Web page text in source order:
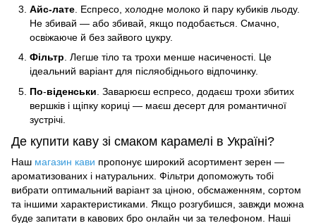
Айс-лате . Еспресо, холодне молоко й пару кубиків льоду.
Не збивай — або збивай, якщо подобається. Смачно,
освіжаюче й без зайвого цукру.
Фільтр. Легше тіло та трохи менше насиченості. Це
ідеальний варіант для післяобіднього відпочинку.
По-віденськи . Заварюєш еспресо, додаєш трохи збитих
вершків і щіпку кориці — маєш десерт для романтичної
зустрічі.
Де купити каву зі смаком карамелі в Україні?
Наш магазин кави пропонує широкий асортиментзерен —
ароматизованих і натуральних. Фільтри допоможуть тобі
вибрати оптимальний варіант за ціною, обсмаженням, сортом
та іншими характеристиками. Якщо розгубишся, завжди можна
буде запитати в кавових бро онлайн чи за телефоном. Наші